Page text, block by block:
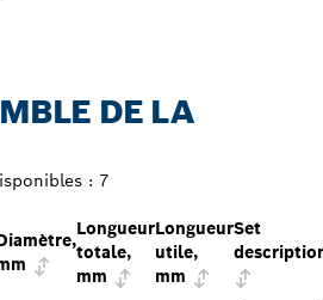
DE LA
: 7
Longueur
totale,
mm
Longueur
utile,
mm
Set